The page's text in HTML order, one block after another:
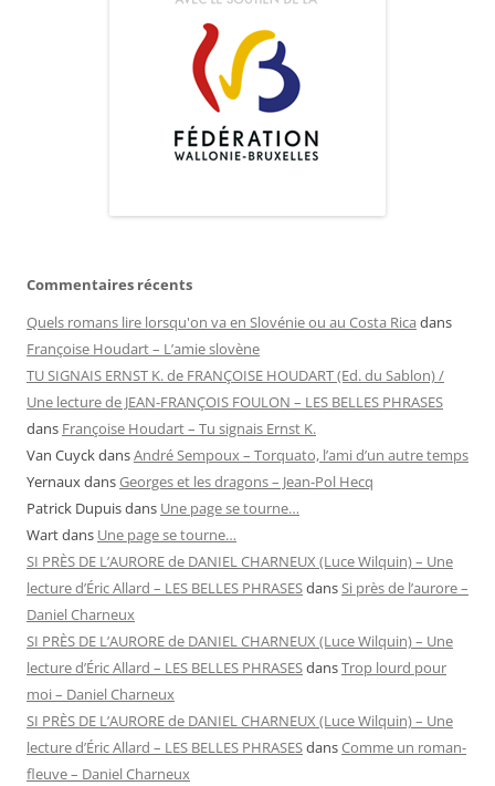
Commentaires récents
Quels romans lire lorsqu'on va en Slovénie ou au Costa Rica dans
Françoise Houdart – L’amie slovène
TU SIGNAIS ERNST K. de FRANÇOISE HOUDART (Ed. du Sablon) /
Une lecture de JEAN-FRANÇOIS FOULON – LES BELLES PHRASES
dans Françoise Houdart – Tu signais Ernst K.
Van CuyckdansAndré Sempoux – Torquato, l’ami d’un autre temps
YernauxdansGeorges et les dragons – Jean-Pol Hecq
Patrick Dupuisdans Une page se tourne…
Wartdans Une page se tourne…
SI PRÈS DE L’AURORE de DANIEL CHARNEUX (Luce Wilquin) – Une
lecture d’Éric Allard – LES BELLES PHRASESdansSi près de l’aurore –
Daniel Charneux
SI PRÈS DE L’AURORE de DANIEL CHARNEUX (Luce Wilquin) – Une
lecture d’Éric Allard – LES BELLES PHRASESdansTrop lourd pour
moi – Daniel Charneux
SI PRÈS DE L’AURORE de DANIEL CHARNEUX (Luce Wilquin) – Une
lecture d’Éric Allard – LES BELLES PHRASESdansComme un roman-
fleuve – Daniel Charneux